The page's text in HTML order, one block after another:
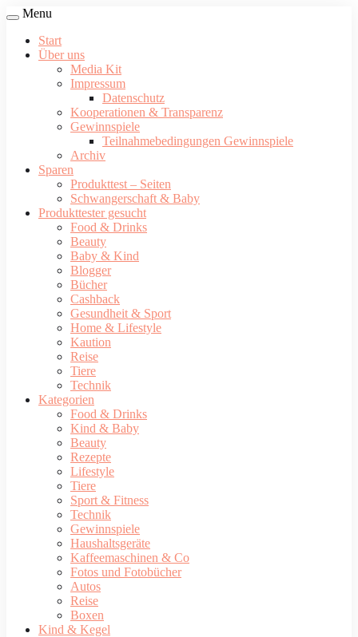
Menu
Start
Über uns
Media Kit
Impressum
Datenschutz
Kooperationen & Transparenz
Gewinnspiele
Teilnahmebedingungen Gewinnspiele
Archiv
Sparen
Produkttest – Seiten
Schwangerschaft & Baby
Produkttester gesucht
Food & Drinks
Beauty
Baby & Kind
Blogger
Bücher
Cashback
Gesundheit & Sport
Home & Lifestyle
Kaution
Reise
Tiere
Technik
Kategorien
Food & Drinks
Kind & Baby
Beauty
Rezepte
Lifestyle
Tiere
Sport & Fitness
Technik
Gewinnspiele
Haushaltsgeräte
Kaffeemaschinen & Co
Fotos und Fotobücher
Autos
Reise
Boxen
Kind & Kegel